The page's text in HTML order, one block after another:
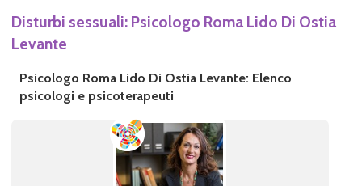
Disturbi sessuali: Psicologo Roma Lido Di Ostia
Levante
Psicologo Roma Lido Di Ostia Levante: Elenco
psicologi e psicoterapeuti